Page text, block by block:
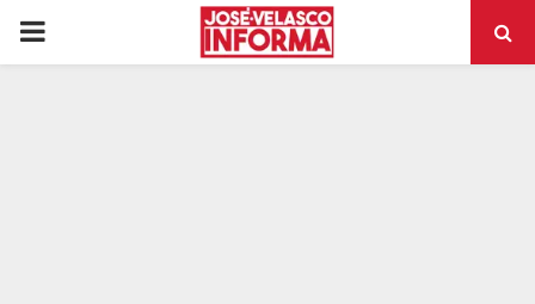
PRIMARY